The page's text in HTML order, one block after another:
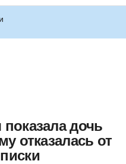
дочь
отказалась от